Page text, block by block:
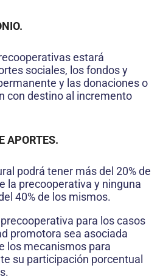
estará
sociales, los fondos y
y las donaciones o
con destino al incremento
APORTES.
podrá tener más del 20% de
la precooperativa y ninguna
40% de los mismos.
para los casos
promotora sea asociada
los mecanismos para
su participación porcentual